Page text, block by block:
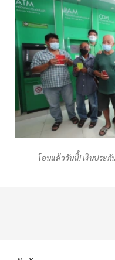
โอนแล้ววันนี้! เงินประกั